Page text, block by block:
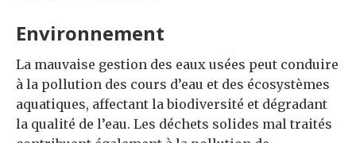
Environnement
La mauvaise gestion des eaux usées peut conduire
à la pollution des cours d’eau et des écosystèmes
aquatiques, affectant la biodiversité et dégradant
la qualité de l’eau. Les déchets solides mal traités